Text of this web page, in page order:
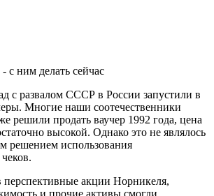
с развалом СССР в России запустили в
Многие наши соотечественники
решили продать ваучер 1992 года, цена
высокой. Однако это не являлось
решением использования
акции Норникеля,
и прочие активы смогли